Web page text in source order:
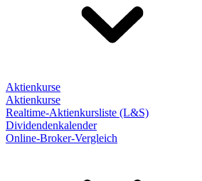
Aktienkurse
Aktienkurse
Realtime-Aktienkursliste (L&S)
Dividendenkalender
Online-Broker-Vergleich